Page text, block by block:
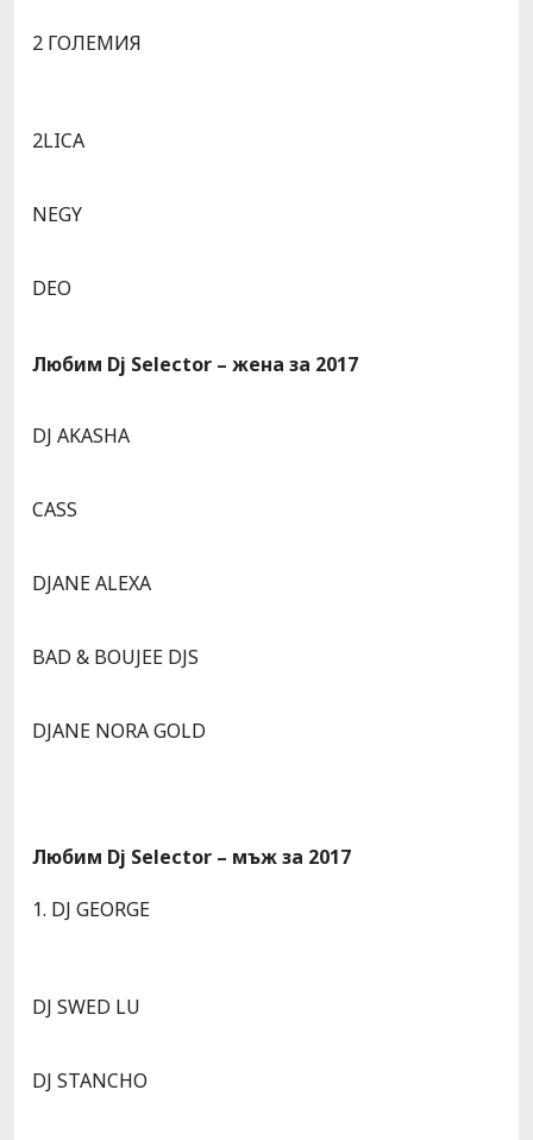
2 ГОЛЕМИЯ
2LICA
NEGY
DEO
Любим Dj Selector – жена за 2017
DJ AKASHA
CASS
DJANE ALEXA
BAD & BOUJEE DJS
DJANE NORA GOLD
Любим Dj Selector – мъж за 2017
1. DJ GEORGE
DJ SWED LU
DJ STANCHO